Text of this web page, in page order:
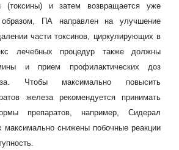
(токсины) и затем возвращается уже
ПА направлен на улучшение
части токсинов, циркулирующих в
лечебных процедур также должны
и прием профилактических доз
Чтобы максимально повысить
железа рекомендуется принимать
препаратов, например, Сидерал
максимально снижены побочные реакции